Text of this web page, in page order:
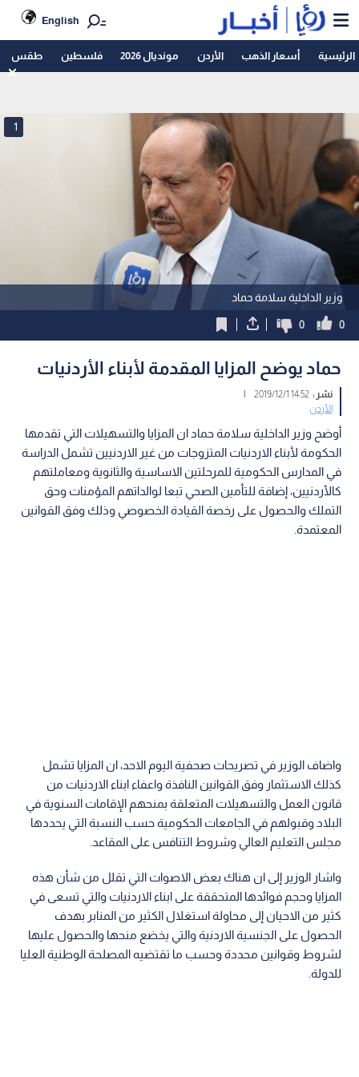
English
الرئيسية أسعار الذهب الأردن مونديال 2026 فلسطين طقس
وزير الداخلية سلامة حماد
1
0
0
حماد يوضح المزايا المقدمة لأبناء الأردنيات
نشر :14:52 2019/12/1
|
الأردن
أوضح وزير الداخلية سلامة حماد ان المزايا والتسهيلات التي تقدمها
الحكومة لأبناء الاردنيات المتزوجات من غير الاردنيين تشمل الدراسة
في المدارس الحكومية للمرحلتين الاساسية والثانوية ومعاملتهم
كالأردنيين، إضافة للتأمين الصحي تبعا لوالداتهم المؤمنات وحق
التملك والحصول على رخصة القيادة الخصوصي وذلك وفق القوانين
المعتمدة.
واضاف الوزير في تصريحات صحفية اليوم الاحد، ان المزايا تشمل
كذلك الاستثمار وفق القوانين النافذة واعفاء ابناء الاردنيات من
قانون العمل والتسهيلات المتعلقة بمنحهم الإقامات السنوية في
البلاد وقبولهم في الجامعات الحكومية حسب النسبة التي يحددها
مجلس التعليم العالي وشروط التنافس على المقاعد.
واشار الوزير إلى ان هناك بعض الاصوات التي تقلل من شأن هذه
المزايا وحجم فوائدها المتحققة على ابناء الاردنيات والتي تسعى في
كثير من الاحيان إلى محاولة استغلال الكثير من المنابر بهدف
الحصول على الجنسية الاردنية والتي يخضع منحها والحصول عليها
لشروط وقوانين محددة وحسب ما تقتضيه المصلحة الوطنية العليا
للدولة.